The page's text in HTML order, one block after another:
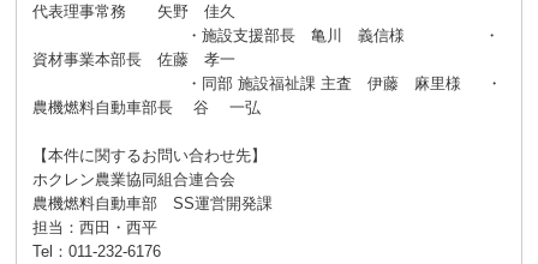
代表理事常務 矢野 佳久
・施設支援部長 亀川 義信様 ・
資材事業本部長 佐藤 孝一
・同部 施設福祉課 主査 伊藤 麻里様 ・
農機燃料自動車部長 谷 一弘
【本件に関するお問い合わせ先】
ホクレン農業協同組合連合会
農機燃料自動車部 SS運営開発課
担当：西田・西平
Tel：011-232-6176